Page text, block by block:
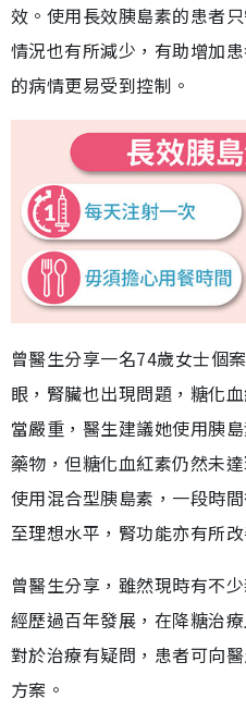
效。使用長效胰島素的患者
情況也有所減少，有助增加
的病情更易受到控制。
曾醫生分享一名74歲女士個
眼，腎臟也出現問題，糖化
當嚴重，醫生建議她使用胰
藥物，但糖化血紅素仍然未
使用混合型胰島素，一段時
至理想水平，腎功能亦有所改
曾醫生分享，雖然現時有不
經歷過百年發展，在降糖治
對於治療有疑問，患者可向
方案。